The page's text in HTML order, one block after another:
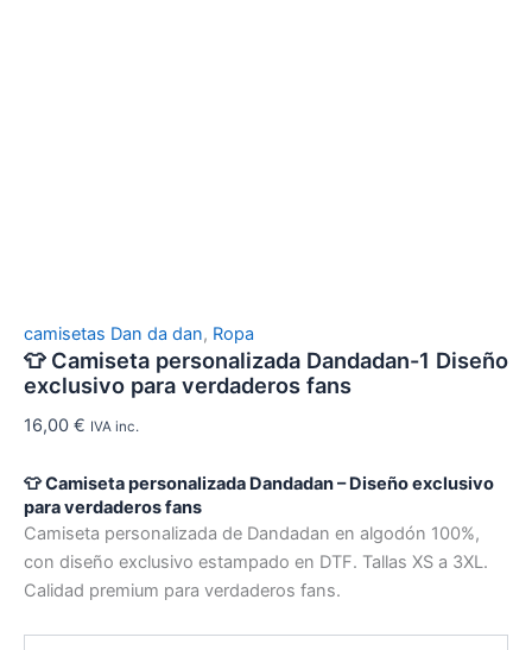
camisetas Dan da dan, Ropa
👕 Camiseta personalizada Dandadan-1 Diseño
exclusivo para verdaderos fans
16,00 € IVA inc.
👕 Camiseta personalizada Dandadan – Diseño exclusivo
para verdaderos fans
Camiseta personalizada de Dandadan en algodón 100%,
con diseño exclusivo estampado en DTF. Tallas XS a 3XL.
Calidad premium para verdaderos fans.